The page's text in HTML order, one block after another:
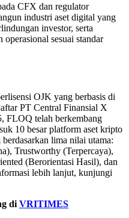
CFX dan regulator
industri aset digital yang
investor, serta
operasional sesuai standar
OJK yang berbasis di
PT Central Finansial X
FLOQ telah berkembang
10 besar platform aset kripto
lima nilai utama:
Trustworthy (Terpercaya),
(Berorientasi Hasil), dan
lebih lanjut, kunjungi
di VRITIMES